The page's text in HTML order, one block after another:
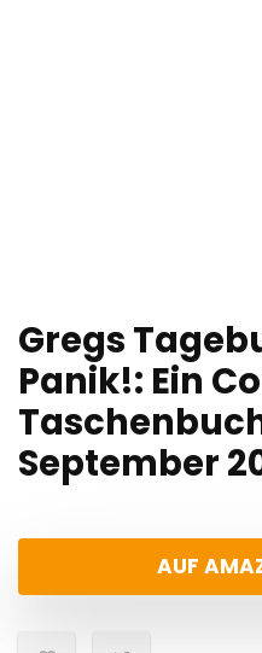
Gregs
Panik!: Ein
September
AUF